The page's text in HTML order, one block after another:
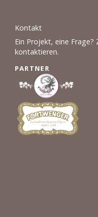
Kontakt
Ein Projekt, eine Frage?
kontaktieren.
PARTNER